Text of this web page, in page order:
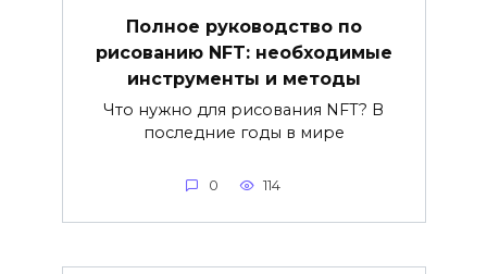
Полное руководство по
рисованию NFT: необходимые
инструменты и методы
Что нужно для рисования NFT? В
последние годы в мире
0 114